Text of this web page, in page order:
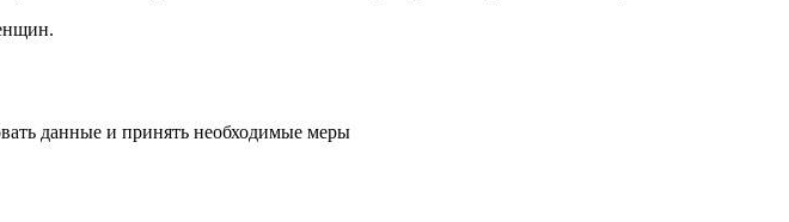
данные и принять необходимые меры